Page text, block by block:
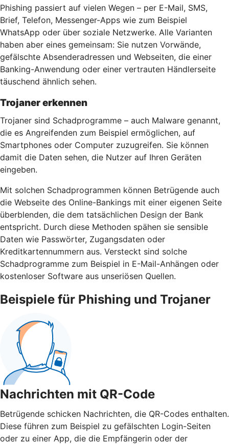
Phishing passiert auf vielen Wegen – per E-Mail, SMS,
Brief, Telefon, Messenger-Apps wie zum Beispiel
WhatsApp oder über soziale Netzwerke. Alle Varianten
haben aber eines gemeinsam: Sie nutzen Vorwände,
gefälschte Absenderadressen und Webseiten, die einer
Banking-Anwendung oder einer vertrauten Händlerseite
täuschend ähnlich sehen.
Trojaner erkennen
Trojaner sind Schadprogramme – auch Malware genannt,
die es Angreifenden zum Beispiel ermöglichen, auf
Smartphones oder Computer zuzugreifen. Sie können
damit die Daten sehen, die Nutzer auf Ihren Geräten
eingeben.
Mit solchen Schadprogrammen können Betrügende auch
die Webseite des Online-Bankings mit einer eigenen Seite
überblenden, die dem tatsächlichen Design der Bank
entspricht. Durch diese Methoden spähen sie sensible
Daten wie Passwörter, Zugangsdaten oder
Kreditkartennummern aus. Versteckt sind solche
Schadprogramme zum Beispiel in E-Mail-Anhängen oder
kostenloser Software aus unseriösen Quellen.
Beispiele für Phishing und Trojaner
Nachrichten mit QR-Code
Betrügende schicken Nachrichten, die QR-Codes enthalten.
Diese führen zum Beispiel zu gefälschten Login-Seiten
oder zu einer App, die die Empfängerin oder der